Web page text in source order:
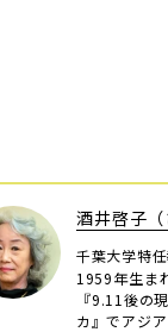
酒井啓子（
千葉大学特任
1959年生ま
『9.11後の
カ』でアジ